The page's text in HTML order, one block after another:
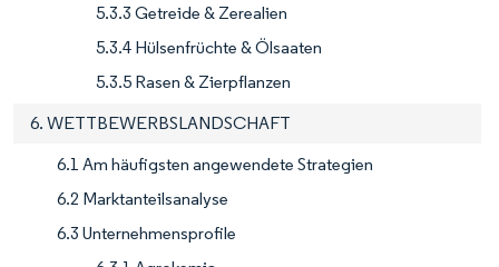
5.3.3 Getreide & Zerealien
5.3.4 Hülsenfrüchte & Ölsaaten
5.3.5 Rasen & Zierpflanzen
6. WETTBEWERBSLANDSCHAFT
6.1 Am häufigsten angewendete Strategien
6.2 Marktanteilsanalyse
6.3 Unternehmensprofile